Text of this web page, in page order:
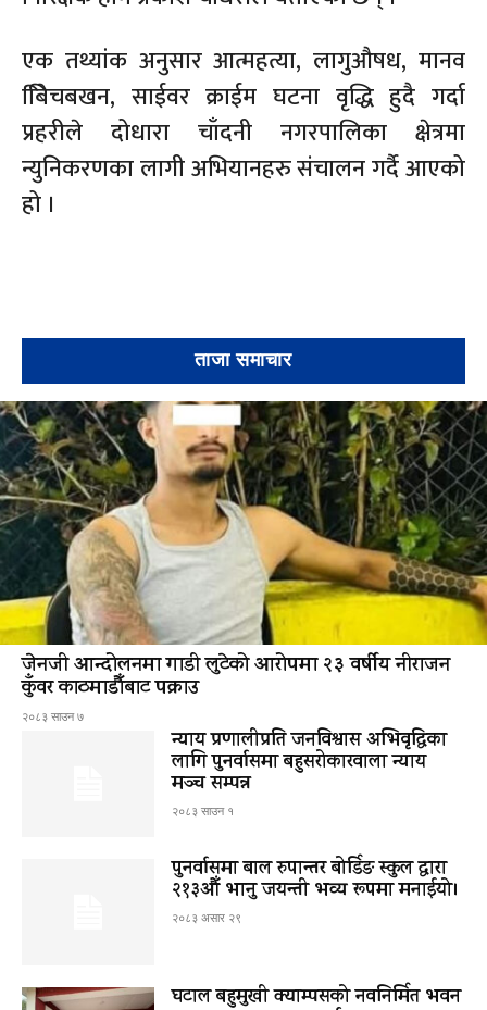
एक तथ्यांक अनुसार आत्महत्या, लागुऔषध, मानव
बेििचबखन, साईवर क्राईम घटना वृद्धि हुदै गर्दा
प्रहरीले दोधारा चाँदनी नगरपालिका क्षेत्रमा
न्युनिकरणका लागी अभियानहरु संचालन गर्दै आएको
हो ।
ताजा समाचार
जेनजी आन्दोलनमा गाडी लुटेको आरोपमा २३ वर्षीय नीराजन
कुँवर काठमाडौँबाट पक्राउ
२०८३ साउन ७
न्याय प्रणालीप्रति जनविश्वास अभिवृद्धिका
लागि पुनर्वासमा बहुसरोकारवाला न्याय
मञ्च सम्पन्न
२०८३ साउन १
पुनर्वासमा बाल रुपान्तर बोर्डिङ स्कुल द्धारा
२१३औँ भानु जयन्ती भव्य रूपमा मनाईयो।
२०८३ असार २९
घटाल बहुमुखी क्याम्पसको नवनिर्मित भवन